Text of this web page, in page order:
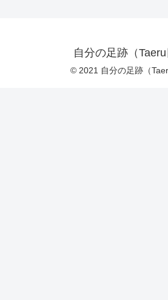
自分の足跡（Taeru
© 2021 自分の足跡（